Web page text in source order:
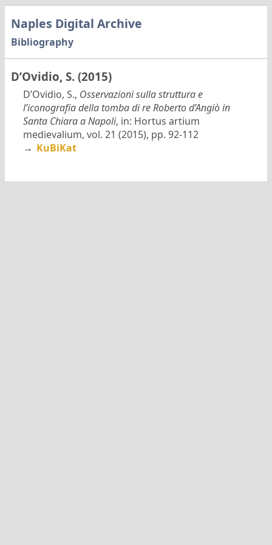
Naples Digital Archive
Bibliography
D’Ovidio, S. (2015)
D’Ovidio, S., Osservazioni sulla struttura e
l’iconografia della tomba di re Roberto d’Angiò in
Santa Chiara a Napoli, in: Hortus artium
medievalium, vol. 21 (2015), pp. 92-112
→ KuBiKat